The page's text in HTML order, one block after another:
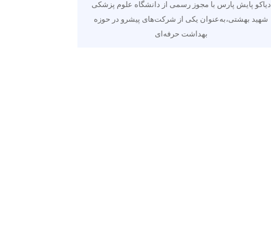
دیاکو پایش پارس با مجوز رسمی از دانشگاه علوم پزشکی
شهید بهشتی،به‌عنوان یکی از شرکت‌های پیشرو در حوزه
بهداشت حرفه‌ای